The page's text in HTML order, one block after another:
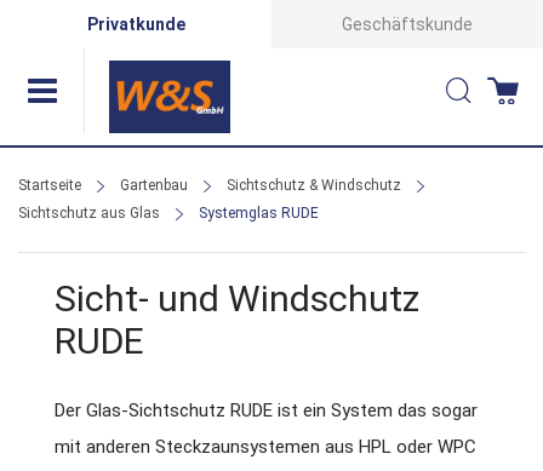
Privatkunde Geschäftskunde
Suche
Startseite Gartenbau
Sichtschutz & Windschutz
Sichtschutz aus Glas
Systemglas RUDE
Sicht- und Windschutz
RUDE
Der Glas-Sichtschutz RUDE ist ein System das sogar
mit anderen Steckzaunsystemen aus HPL oder WPC